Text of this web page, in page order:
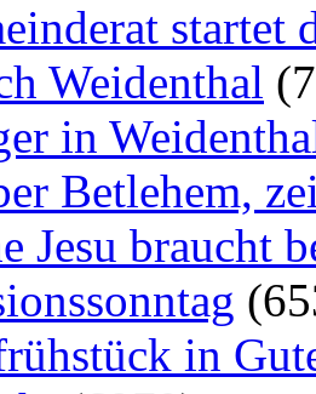
startet
Weidenthal
in
Betlehem,
Jesu braucht
in